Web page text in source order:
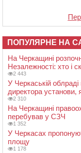
ПОПУЛЯРНЕ НА
На Черкащині
Незалежності: хто і
2 443
У Черкаській
директора установи,
2 310
На Черкащині
перебував у СЗЧ
1 352
У Черкасах
площу
1 178